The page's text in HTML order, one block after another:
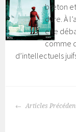
breton
dure. À
elle
comme
d’intellectuels
Articles